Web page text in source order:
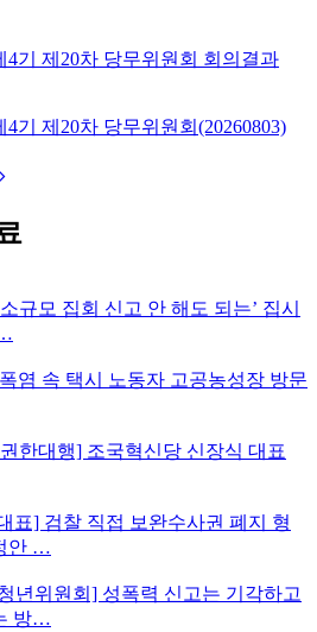
4기 제20차 당무위원회 회의결과
기 제20차 당무위원회(20260803)
규모 집회 신고 안 해도 되는’ 집시
염 속 택시 노동자 고공농성장 방문
한대행] 조국혁신당 신장식 대표
표] 검찰 직접 보완수사권 폐지 형
안 …
년위원회] 성폭력 신고는 기각하고
방…